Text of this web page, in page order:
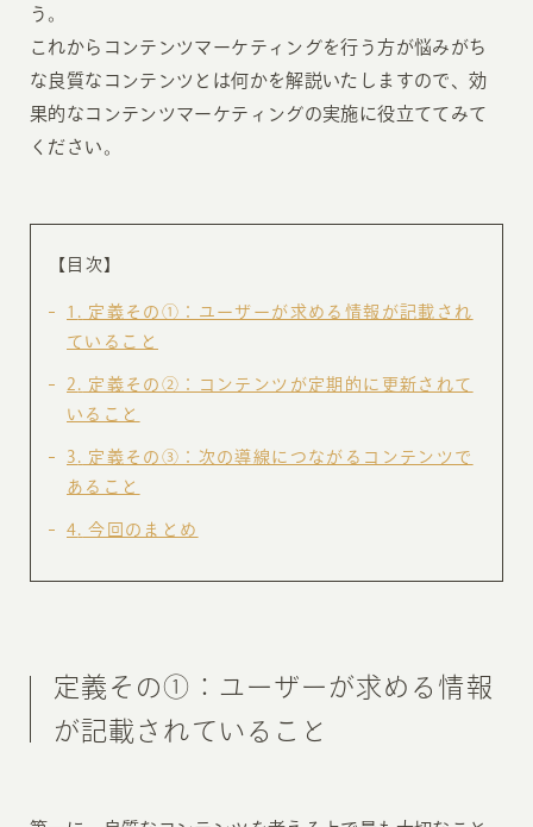
う。
これからコンテンツマーケティングを行う方が悩みがち
な良質なコンテンツとは何かを解説いたしますので、効
果的なコンテンツマーケティングの実施に役立ててみて
ください。
【目次】
1
定義その①：ユーザーが求める情報が記載され
ていること
2
定義その②：コンテンツが定期的に更新されて
いること
3
定義その③：次の導線につながるコンテンツで
あること
4 今回のまとめ
定義その①：ユーザーが求める情報
が記載されていること